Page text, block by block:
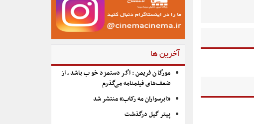
آخرین ها
مورگان فریمن: اگر دستمزد خوب باشد، از
ضعف‌های فیلمنامه می‌گذرم
«ابرسواران مه رکاب» منتشر شد
پیتر گیل درگذشت